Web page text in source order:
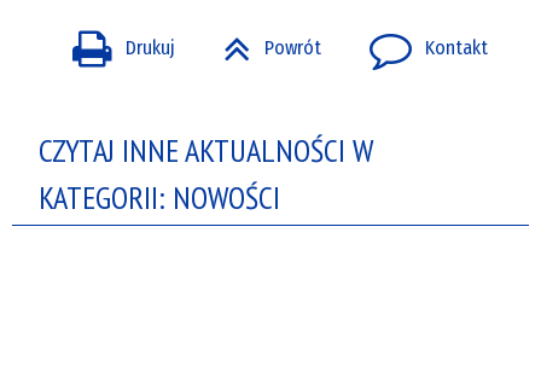
Drukuj Powrót Kontakt
CZYTAJ INNE AKTUALNOŚCI W
KATEGORII: NOWOŚCI